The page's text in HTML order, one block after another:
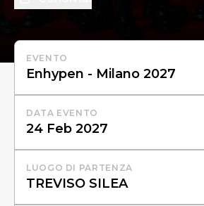
EVENTO
DATA EVENTO
LUOGO DI PARTENZA